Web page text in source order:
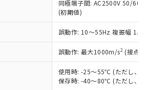
同極端子間: AC2500V 50/
(初期値)
誤動作: 10～55Hz 複振幅
誤動作: 最大1000m/s2 (接点
使用時: -25～55℃ (ただし、氷
保存時: -40～80℃ (ただし、氷
納期状況および標準価格はお客
取引先、またはお客様担当のオ
制御機器販売店・当社販売員に
ン制御機器販売店や当社販売拠
販売ネットワーク
」をご確認
以下、フタル酸ビス(2-エチルヘキシ
：DOP) 1000ppm以下、フタル酸ブチ
） 1000ppm以下、フタル酸ジブチル
以下、フタル酸ジイソブチル
で産業用監視および制御機器に対する
ル類の４物質については閾値を超える意
ことを確認しています。
) : 1000ppm、 PBBs(ポリ臭化ビフェ
、 PBDEs(ポリ臭化ジフェニルエーテ
、 BBP(フタル酸ブチルベンジ
ビス(2-エチルヘキシル)) : 1000ppm
使用期限
規制貨物を破棄する場合は、完
必要な手段を講じます。
貴社製品を、核兵器、ミサイ
学兵器、生物兵器またはその他
びにこれらの製造装置等に一切
定数以上の在庫あり
定数には満たないが在庫あり
庫なし(最新の在庫状況につ
ては、お客様のお取引先、ま
はお客様担当のオムロン制御